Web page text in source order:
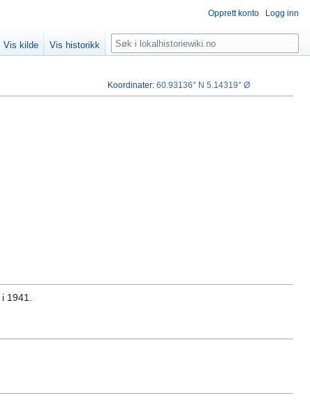
i 1941.
Koordinater:60.93136° N 5.14319° Ø
Opprett konto Logg inn
Vis kilde Vis historikk Søk